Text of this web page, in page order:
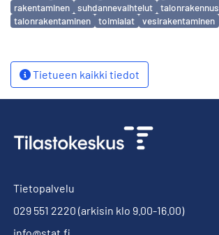
rakentaminen
suhdannevaihtelut
talonrakennus
talonrakentaminen
toimialat vesirakentaminen
Tietueen kaikki tiedot
Tietopalvelu
029 551 2220 (arkisin klo 9.00-16.00)